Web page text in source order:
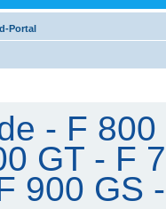
Portal
- F
GT - F
900 GS